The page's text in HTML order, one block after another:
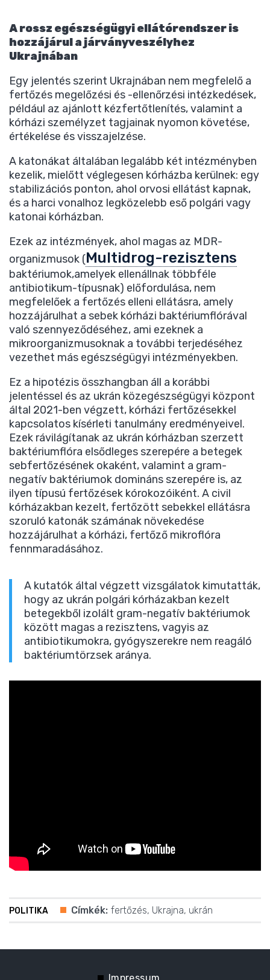
A rossz egészségügyi ellátórendszer is
hozzájárul a járványveszélyhez
Ukrajnában
Egy jelentés szerint Ukrajnában nem megfelelő a
fertőzés megelőzési és -ellenőrzési intézkedések,
például az ajánlott kézfertőtlenítés, valamint a
kórházi személyzet tagjainak nyomon követése,
értékelése és visszajelzése.
A katonákat általában legalább két intézményben
kezelik, mielőtt véglegesen kórházba kerülnek: egy
stabilizációs ponton, ahol orvosi ellátást kapnak,
és a harci vonalhoz legközelebb eső polgári vagy
katonai kórházban.
Ezek az intézmények, ahol magas az MDR-
organizmusok (Multidrog-rezisztens
baktériumok,amelyek ellenállnak többféle
antibiotikum-típusnak) előfordulása, nem
megfelelőek a fertőzés elleni ellátásra, amely
hozzájárulhat a sebek kórházi baktériumflórával
való szennyeződéséhez, ami ezeknek a
mikroorganizmusoknak a további terjedéséhez
vezethet más egészségügyi intézményekben.
Ez a hipotézis összhangban áll a korábbi
jelentéssel és az ukrán közegészségügyi központ
által 2021-ben végzett, kórházi fertőzésekkel
kapcsolatos kísérleti tanulmány eredményeivel.
Ezek rávilágítanak az ukrán kórházban szerzett
baktériumflóra elsődleges szerepére a betegek
sebfertőzésének okaként, valamint a gram-
negatív baktériumok domináns szerepére is, az
ilyen típusú fertőzések kórokozóiként. A civil
kórházakban kezelt, fertőzött sebekkel ellátásra
szoruló katonák számának növekedése
hozzájárulhat a kórházi, fertőző mikroflóra
fennmaradásához.
A kutatók által végzett vizsgálatok kimutatták,
hogy az ukrán polgári kórházakban kezelt
betegekből izolált gram-negatív baktériumok
között magas a rezisztens, vagyis az
antibiotikumokra, gyógyszerekre nem reagáló
baktériumtörzsek aránya.
POLITIKA Címkék: fertőzés, Ukrajna, ukrán